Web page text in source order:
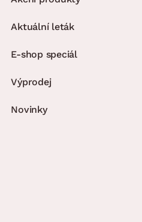
Aktuální leták
E-shop speciál
Výprodej
Novinky